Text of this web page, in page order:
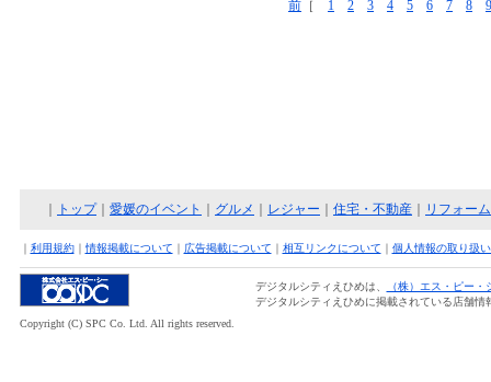
前 ［ 1 2 3 4 5 6 7 8 9
トップ｜ 愛媛のイベント グルメ レジャー 住宅・不動産 リフォー
｜ 利用規約｜ 情報掲載について ｜ 広告掲載について ｜ 相互リンクについて ｜ 個人情報の取り扱
デジタルシティえひめは、
（株）エス・ピー・
デジタルシティえひめに掲載されている店舗
Copyright (C) SPC Co. Ltd. All rights reserved.